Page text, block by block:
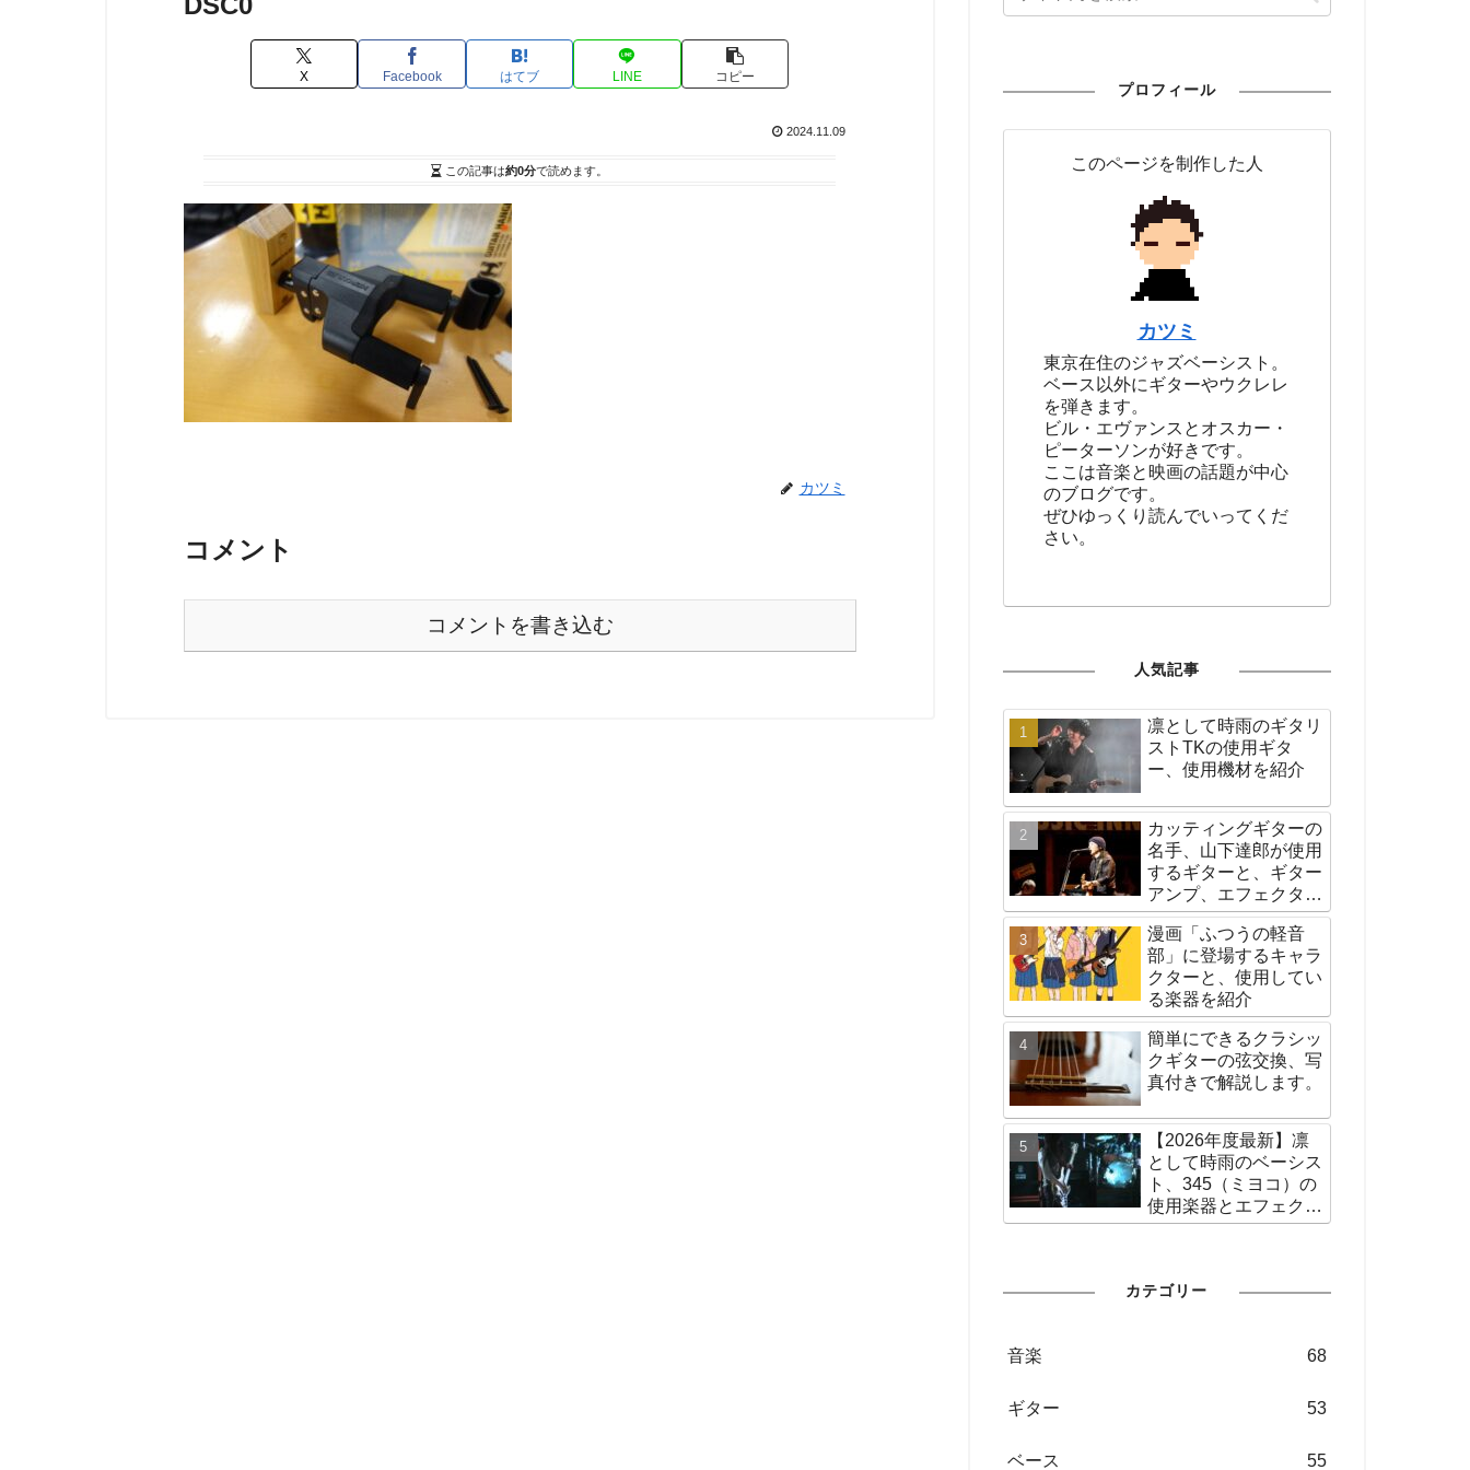
X Facebook はてブ LINE コピー
2024.11.09
この記事は約0分で読めます。
カツミ
コメント
コメントを書き込む
プロフィール
このページを制作した人
カツミ
東京在住のジャズベーシスト。
ベース以外にギターやウクレレ
を弾きます。
ビル・エヴァンスとオスカー・
ピーターソンが好きです。
ここは音楽と映画の話題が中心
のブログです。
ぜひゆっくり読んでいってくだ
さい。
人気記事
凛として時雨のギタリ
ストTKの使用ギタ
ー、使用機材を紹介
カッティングギターの
名手、山下達郎が使用
するギターと、ギター
アンプ、エフェクター
など機材の紹介
漫画「ふつうの軽音
部」に登場するキャラ
クターと、使用してい
る楽器を紹介
簡単にできるクラシッ
クギターの弦交換、写
真付きで解説します。
【2026年度最新】凛
として時雨のベーシス
ト、345（ミヨコ）の
使用楽器とエフェクタ
ー、アンプなどの使用
カテゴリー
音楽 68
ギター 53
ベース 55